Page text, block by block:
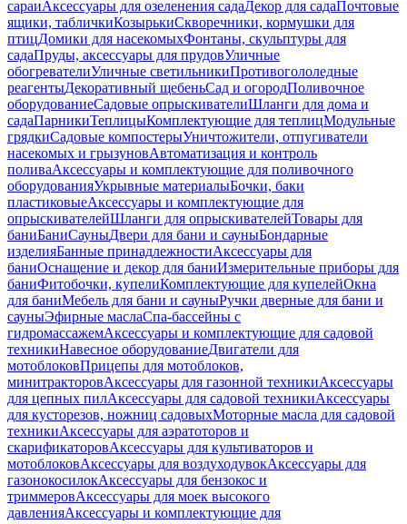
сараиАксессуары для озеленения садаДекор для садаПочтовые
ящики, табличкиКозырькиСкворечники, кормушки для
птицДомики для насекомыхФонтаны, скульптуры для
садаПруды, аксессуары для прудовУличные
обогревателиУличные светильникиПротивогололедные
реагентыДекоративный щебеньСад и огородПоливочное
оборудованиеСадовые опрыскивателиШланги для дома и
садаПарникиТеплицыКомплектующие для теплицМодульные
грядкиСадовые компостерыУничтожители, отпугиватели
насекомых и грызуновАвтоматизация и контроль
поливаАксессуары и комплектующие для поливочного
оборудованияУкрывные материалыБочки, баки
пластиковыеАксессуары и комплектующие для
опрыскивателейШланги для опрыскивателейТовары для
баниБаниСауныДвери для бани и сауныБондарные
изделияБанные принадлежностиАксессуары для
баниОснащение и декор для баниИзмерительные приборы для
баниФитобочки, купелиКомплектующие для купелейОкна
для баниМебель для бани и сауныРучки дверные для бани и
сауныЭфирные маслаСпа-бассейны с
гидромассажемАксессуары и комплектующие для садовой
техникиНавесное оборудованиеДвигатели для
мотоблоковПрицепы для мотоблоков,
минитракторовАксессуары для газонной техникиАксессуары
для цепных пилАксессуары для садовой техникиАксессуары
для кусторезов, ножниц садовыхМоторные масла для садовой
техникиАксессуары для аэратоторов и
скарификаторовАксессуары для культиваторов и
мотоблоковАксессуары для воздуходувокАксессуары для
газонокосилокАксессуары для бензокос и
триммеровАксессуары для моек высокого
давленияАксессуары и комплектующие для